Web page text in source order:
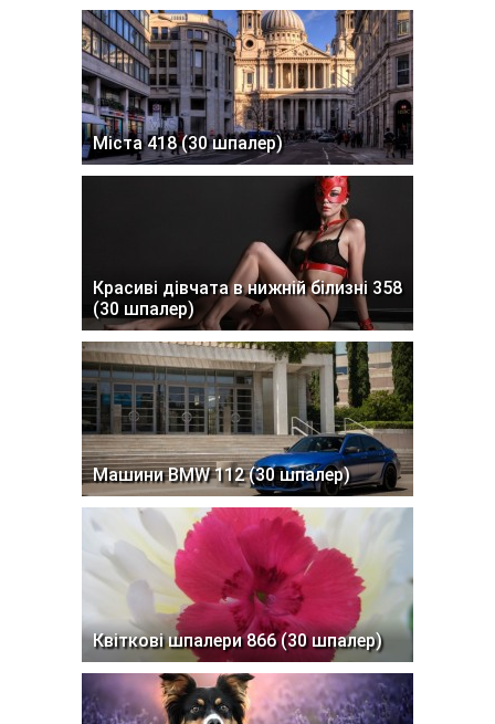
Міста 418 (30 шпалер)
Красиві дівчата в нижній білизні 358
(30 шпалер)
Машини BMW 112 (30 шпалер)
Квіткові шпалери 866 (30 шпалер)